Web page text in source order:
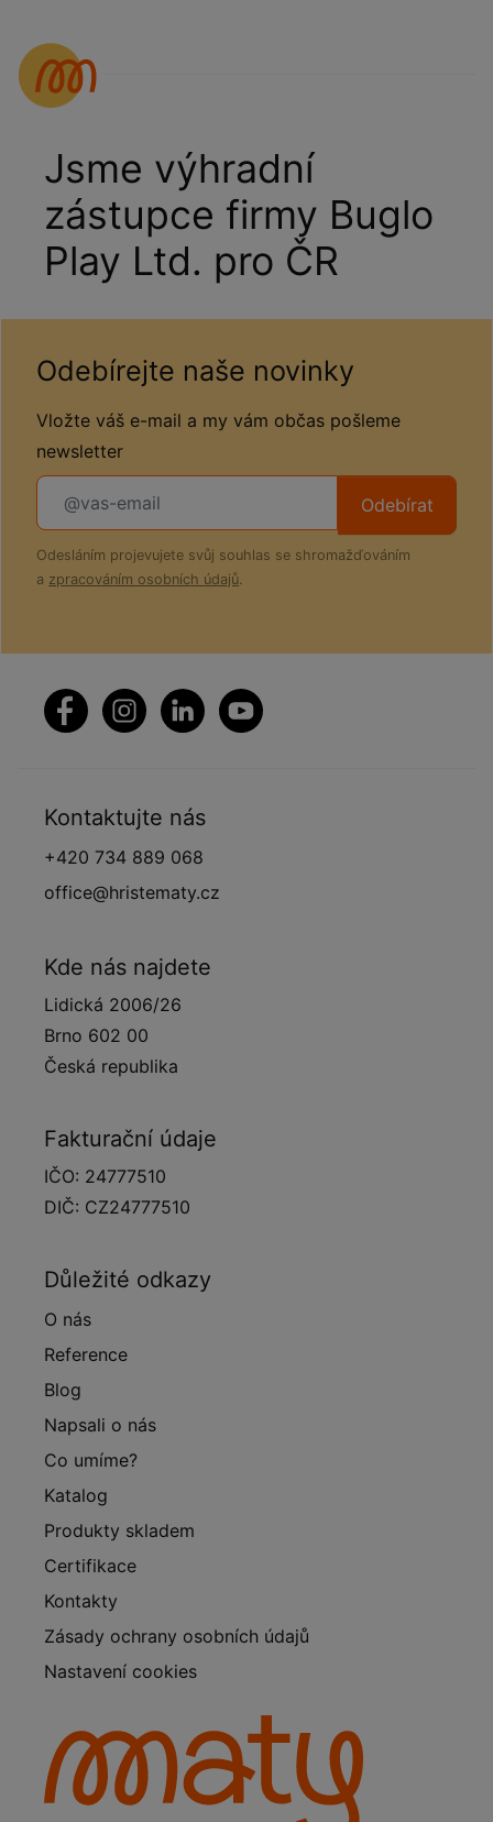
Jsme výhradní
zástupce firmy Buglo
Play Ltd. pro ČR
Odebírejte naše novinky
Vložte váš e-mail a my vám občas pošleme
newsletter
Odebírat
Odesláním projevujete svůj souhlas se shromažďováním
a zpracováním osobních údajů.
Kontaktujte nás
+420 734 889 068
office@hristematy.cz
Kde nás najdete
Lidická 2006/26
Brno 602 00
Česká republika
Fakturační údaje
IČO: 24777510
DIČ: CZ24777510
Důležité odkazy
O nás
Reference
Blog
Napsali o nás
Co umíme?
Katalog
Produkty skladem
Certifikace
Kontakty
Zásady ochrany osobních údajů
Nastavení cookies